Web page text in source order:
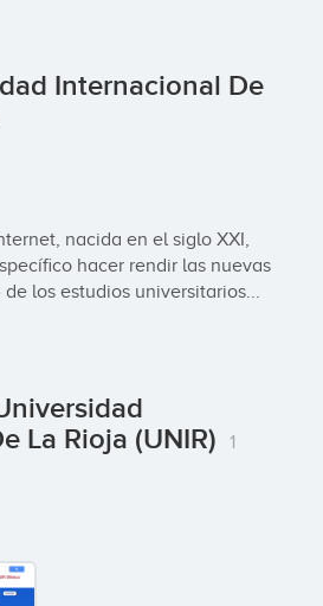
Internacional De
nacida en el siglo XXI,
hacer rendir las nuevas
los estudios universitarios...
La Rioja (UNIR)
1